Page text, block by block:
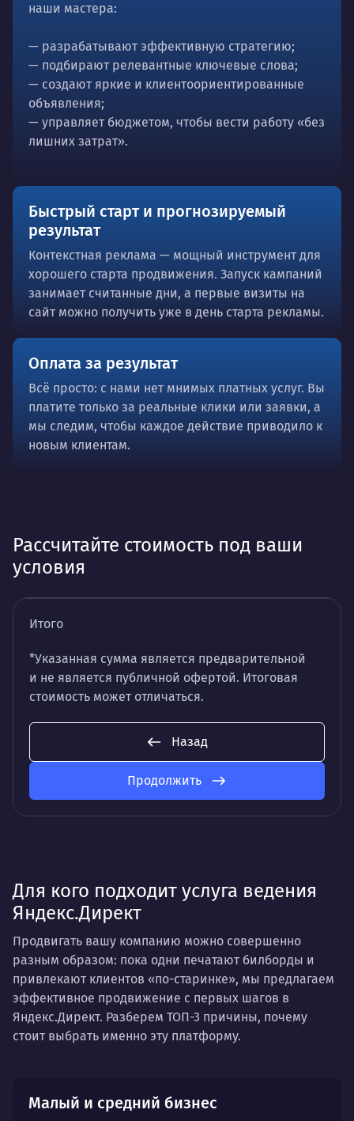
наши мастера:
— разрабатывают эффективную стратегию;
— подбирают релевантные ключевые слова;
— создают яркие и клиентоориентированные
объявления;
— управляет бюджетом, чтобы вести работу «без
лишних затрат».
Быстрый старт и прогнозируемый
результат
Контекстная реклама — мощный инструмент для
хорошего старта продвижения. Запуск кампаний
занимает считанные дни, а первые визиты на
сайт можно получить уже в день старта рекламы.
Оплата за результат
Всё просто: с нами нет мнимых платных услуг. Вы
платите только за реальные клики или заявки, а
мы следим, чтобы каждое действие приводило к
новым клиентам.
Рассчитайте стоимость под ваши
условия
Итого
*Указанная сумма является предварительной
и не является публичной офертой. Итоговая
стоимость может отличаться.
Назад
Продолжить
Для кого подходит услуга ведения
Яндекс.Директ
Продвигать вашу компанию можно совершенно
разным образом: пока одни печатают билборды и
привлекают клиентов «по-старинке», мы предлагаем
эффективное продвижение с первых шагов в
Яндекс.Директ. Разберем ТОП-3 причины, почему
стоит выбрать именно эту платформу.
Малый и средний бизнес